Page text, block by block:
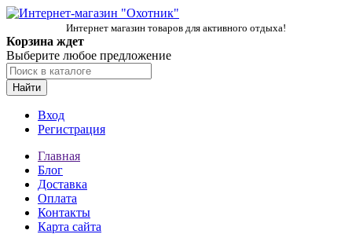
Интернет магазин товаров для активного отдыха!
Корзина ждет
Выберите любое предложение
Найти
Вход
Регистрация
Главная
Блог
Доставка
Оплата
Контакты
Карта сайта